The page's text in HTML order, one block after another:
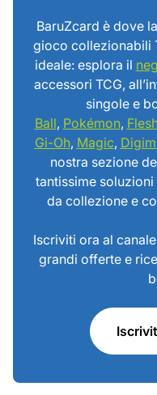
BaruZcard è dove
gioco collezionabili
ideale: esplora il
accessori TCG,
singole e
Ball, Pokémon,
Gi-Oh, Magic,
nostra sezione
tantissime
da collezione e
Iscriviti ora al
grandi offerte e